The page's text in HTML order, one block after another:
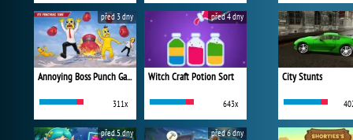
Annoying Boss Punch Game
311x
před 3 dny
Witch Craft Potion Sort
643x
před 4 dny
před 5 dny před 6 dny
City Stunts